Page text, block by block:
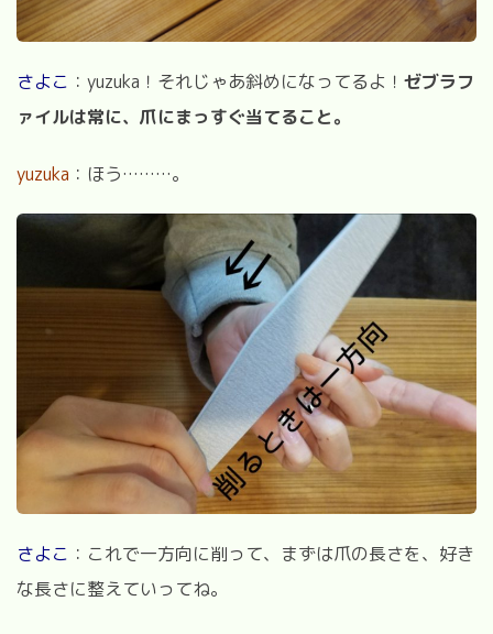
さよこ ：yuzuka！それじゃあ斜めになってるよ！ ゼブラフ
ァイルは常に、爪にまっすぐ当てること。
yuzuka ：ほう………。
さよこ ：これで一方向に削って、まずは爪の長さを、好き
な長さに整えていってね。